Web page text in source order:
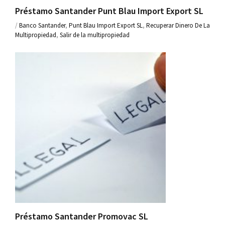
Préstamo Santander Punt Blau Import Export SL
/Banco Santander, Punt Blau Import Export SL, Recuperar Dinero De La
Multipropiedad, Salir de la multipropiedad
Préstamo Santander Promovac SL